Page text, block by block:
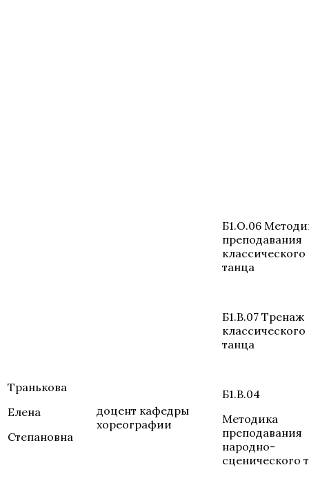
Транькова
Елена
Степановна
доцент кафедры
хореографии
Б1.О.06
преподавания
классического
танца
Б1.В.07 Тренаж
классического
танца
Б1.В.04
Методика
преподавания
народно-
сценического